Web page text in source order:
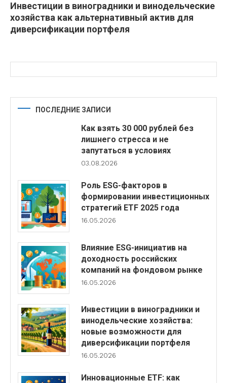
Инвестиции в виноградники и винодельческие
хозяйства как альтернативный актив для
диверсификации портфеля
ПОСЛЕДНИЕ ЗАПИСИ
Как взять 30 000 рублей без
лишнего стресса и не
запутаться в условиях
03.08.2026
Роль ESG-факторов в
формировании инвестиционных
стратегий ETF 2025 года
16.05.2026
Влияние ESG-инициатив на
доходность российских
компаний на фондовом рынке
16.05.2026
Инвестиции в виноградники и
винодельческие хозяйства:
новые возможности для
диверсификации портфеля
16.05.2026
Инновационные ETF: как